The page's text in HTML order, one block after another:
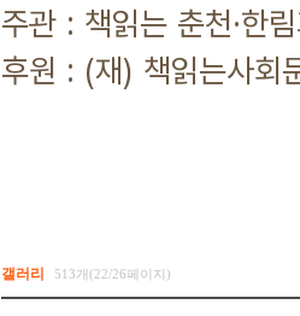
주관 : 책읽는 춘천·한
후원 : (재) 책읽는사회
갤러리 513개(22/26페이지)